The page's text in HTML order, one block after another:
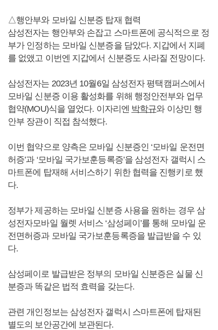
△행안부와 모바일 신분증 탑재 협력
삼성전자는 행안부와 손잡고 스마트폰에 공식적으로 정
부가 인정하는 모바일 신분증을 담았다. 지갑에서 지폐
를 없앴고 이번엔 지갑에서 신분증도 사라질 전망이다.
삼성전자는 2023년 10월6일 삼성전자 평택캠퍼스에서
모바일 신분증 이용 활성화를 위해 행정안전부와 업무
협약(MOU)식을 열었다. 이자리엔 박학규와 이상민 행
안부 장관이 직접 참석했다.
이번 협약으로 양측은 모바일 신분증인 ‘모바일 운전면
허증’과 ‘모바일 국가보훈등록증’을 삼성전자 갤럭시 스
마트폰에 탑재해 서비스하기 위한 협력을 진행키로 했
다.
정부가 제공하는 모바일 신분증 사용을 원하는 경우 삼
성전자모바일 월렛 서비스 ‘삼성페이’를 통해 모바일 운
전면허증과 모바일 국가보훈등록증을 발급받을 수 있
다.
삼성페이로 발급받은 정부의 모바일 신분증은 실물 신
분증과 똑같은 법적 효력을 갖는다.
관련 개인정보는 삼성전자 갤럭시 스마트폰에 탑재된
별도의 보안공간에 보관된다.